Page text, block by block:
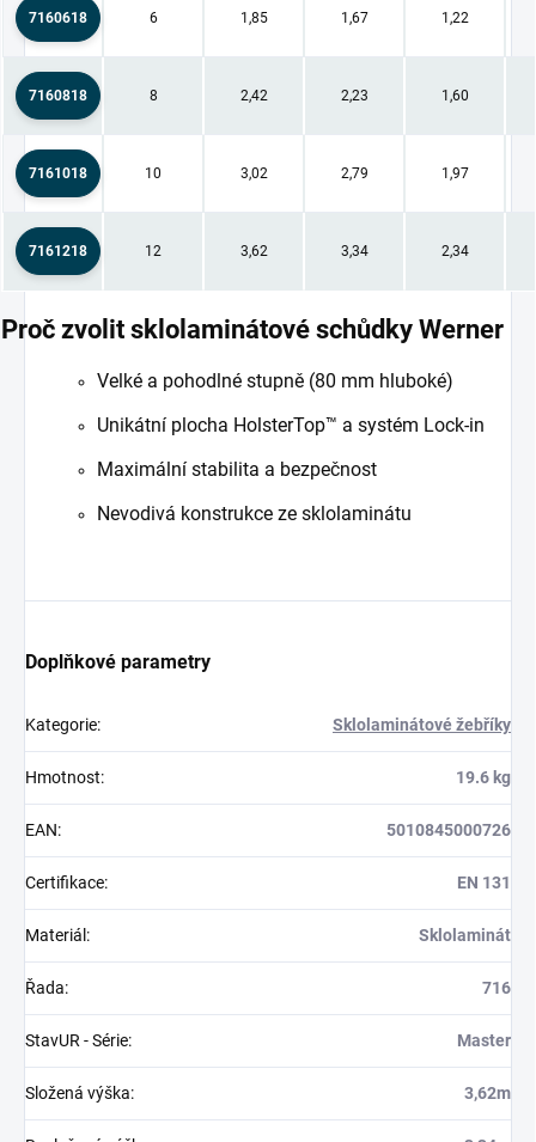
7160618 6 1,85 1,67 1,22
7160818 8 2,42 2,23 1,60
7161018 10 3,02 2,79 1,97
7161218 12 3,62 3,34 2,34
Proč zvolit sklolaminátové schůdky Werner
Velké a pohodlné stupně (80 mm hluboké)
Unikátní plocha HolsterTop™ a systém Lock-in
Maximální stabilita a bezpečnost
Nevodivá konstrukce ze sklolaminátu
Doplňkové parametry
Kategorie: Sklolaminátové žebříky
Hmotnost: 19.6 kg
EAN: 5010845000726
Certifikace: EN 131
Materiál : Sklolaminát
Řada: 716
StavUR - Série: Master
Složená výška: 3,62m